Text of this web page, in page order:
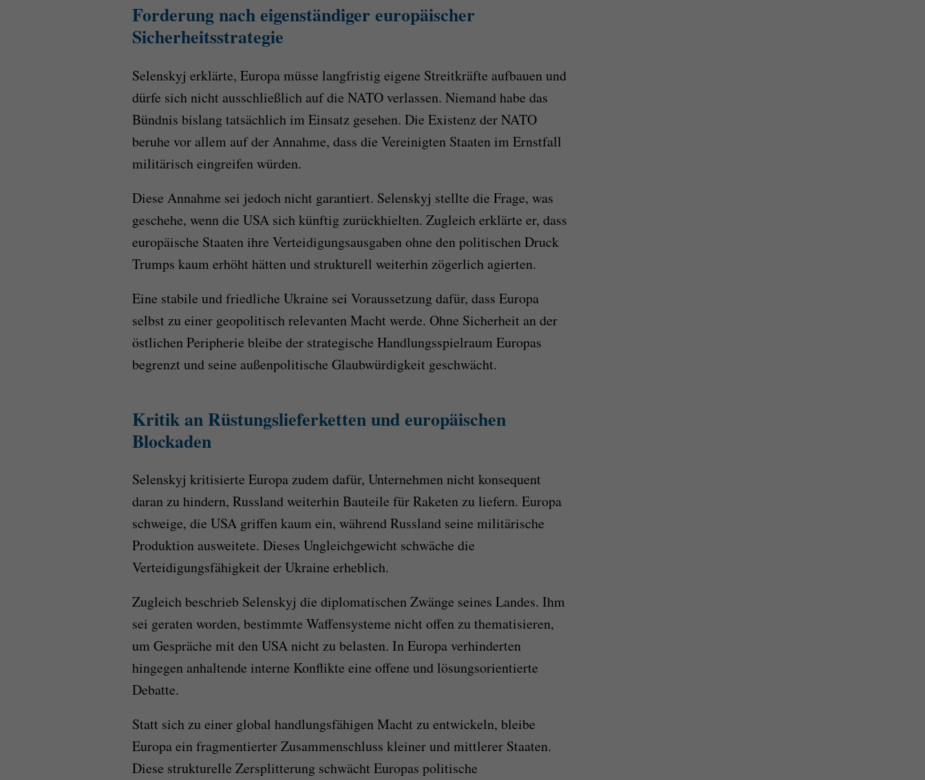
Forderung nach eigenständiger europäischer
Sicherheitsstrategie
Selenskyj erklärte, Europa müsse langfristig eigene Streitkräfte aufbauen und
dürfe sich nicht ausschließlich auf die NATO verlassen. Niemand habe das
Bündnis bislang tatsächlich im Einsatz gesehen. Die Existenz der NATO
beruhe vor allem auf der Annahme, dass die Vereinigten Staaten im Ernstfall
militärisch eingreifen würden.
Diese Annahme sei jedoch nicht garantiert. Selenskyj stellte die Frage, was
geschehe, wenn die USA sich künftig zurückhielten. Zugleich erklärte er, dass
europäische Staaten ihre Verteidigungsausgaben ohne den politischen Druck
Trumps kaum erhöht hätten und strukturell weiterhin zögerlich agierten.
Eine stabile und friedliche Ukraine sei Voraussetzung dafür, dass Europa
selbst zu einer geopolitisch relevanten Macht werde. Ohne Sicherheit an der
östlichen Peripherie bleibe der strategische Handlungsspielraum Europas
begrenzt und seine außenpolitische Glaubwürdigkeit geschwächt.
Kritik an Rüstungslieferketten und europäischen
Blockaden
Selenskyj kritisierte Europa zudem dafür, Unternehmen nicht konsequent
daran zu hindern, Russland weiterhin Bauteile für Raketen zu liefern. Europa
schweige, die USA griffen kaum ein, während Russland seine militärische
Produktion ausweitete. Dieses Ungleichgewicht schwäche die
Verteidigungsfähigkeit der Ukraine erheblich.
Zugleich beschrieb Selenskyj die diplomatischen Zwänge seines Landes. Ihm
sei geraten worden, bestimmte Waffensysteme nicht offen zu thematisieren,
um Gespräche mit den USA nicht zu belasten. In Europa verhinderten
hingegen anhaltende interne Konflikte eine offene und lösungsorientierte
Debatte.
Statt sich zu einer global handlungsfähigen Macht zu entwickeln, bleibe
Europa ein fragmentierter Zusammenschluss kleiner und mittlerer Staaten.
Diese strukturelle Zersplitterung schwächt Europas politische